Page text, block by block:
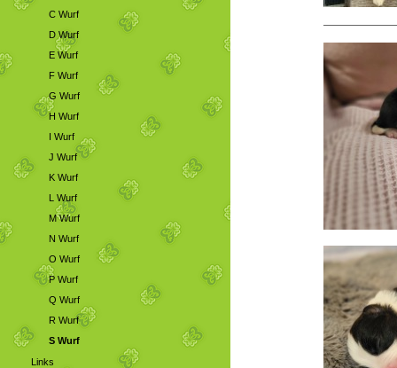
C Wurf
D Wurf
E Wurf
F Wurf
G Wurf
H Wurf
I Wurf
J Wurf
K Wurf
L Wurf
M Wurf
N Wurf
O Wurf
P Wurf
Q Wurf
R Wurf
S Wurf
Links